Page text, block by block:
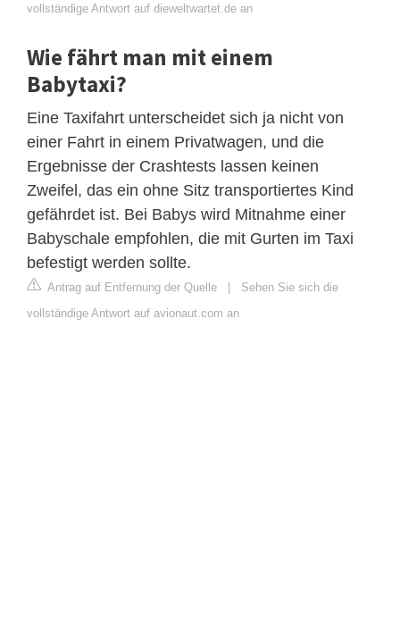
vollständige Antwort auf dieweltwartet.de an
Wie fährt man mit einem
Babytaxi?
Eine Taxifahrt unterscheidet sich ja nicht von
einer Fahrt in einem Privatwagen, und die
Ergebnisse der Crashtests lassen keinen
Zweifel, das ein ohne Sitz transportiertes Kind
gefährdet ist. Bei Babys wird Mitnahme einer
Babyschale empfohlen, die mit Gurten im Taxi
befestigt werden sollte.
Antrag auf Entfernung der Quelle | Sehen Sie sich die
vollständige Antwort auf avionaut.com an